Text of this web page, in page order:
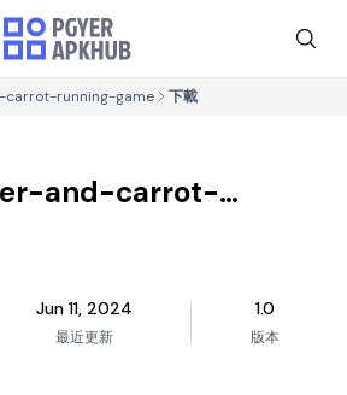
running-game 下載
and-carrot-
Jun 11, 2024
最近更新
1.0
版本